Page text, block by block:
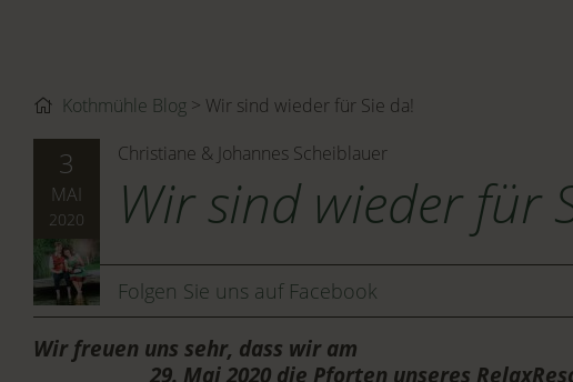
Kothmühle Blog Wir sind wieder für Sie da!
3
MAI
2020
Christiane & Johannes Scheiblauer
Wir sind wieder für
Folgen Sie uns auf Facebook
Wir freuen uns sehr, dass wir am
29. Mai 2020 die Pforten unseres